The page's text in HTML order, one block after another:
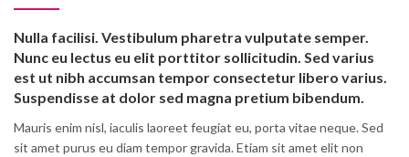
Nulla facilisi. Vestibulum pharetra vulputate semper.
Nunc eu lectus eu elit porttitor sollicitudin. Sed varius
est ut nibh accumsan tempor consectetur libero varius.
Suspendisse at dolor sed magna pretium bibendum.
Mauris enim nisl, iaculis laoreet feugiat eu, porta vitae neque. Sed
sit amet purus eu diam tempor gravida. Etiam sit amet elit non